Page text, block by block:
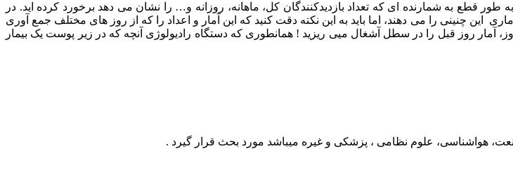
قطع به شمارنده ای که تعداد بازدیدکنندگان کل، ماهانه، روزانه و… را نشان می دهد برخورد کرده اید. در
این چنینی را می دهند، اما باید به این نکته دقت کنید که این آمار و اعداد را که از روز های مختلف جمع آوری
آمار روز قبل را در سطل آشغال میی ریزید ! همانطوری که دستگاه رادیولوژی آنچه که در زیر پوست یک بیمار
هواشناسی، علوم نظامی ، پزشکی و غیره میباشد مورد بحث قرار گیرد .